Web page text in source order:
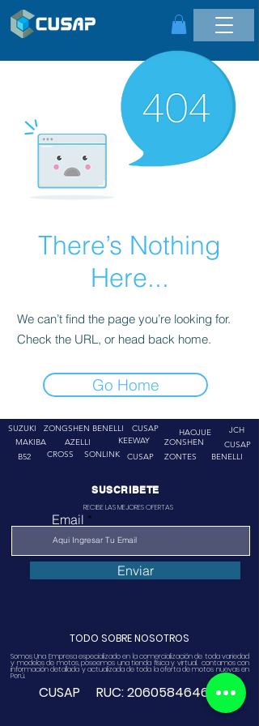
There’s Nothing
Here...
We can’t find the page you’re looking for.
Check the URL, or head back home.
Go Home
SUZUKI
ZONGSHEN
MAKIBA
AZELLI
BENELLI
CUSAP
KEEWAY
B52
CROSS SONLINK CUSAP
HAOJUE
JCH
ZONSHEN
ZONTES
CUSAP
BENELLI
SUSCRIBETE
RECIBE LAS MEJORES OFERTAS
Email
Enviar
TODO SOBRE NOSOTROS
Somos Una Empresa especializado en la comercialización de toda variedad
y modelos de motos, poseemos una tienda física y virtual. contamos con
información detallada y actualizada de toda la oferta de motos nuevas en
Perú.
CUSAP RUC:20605846468